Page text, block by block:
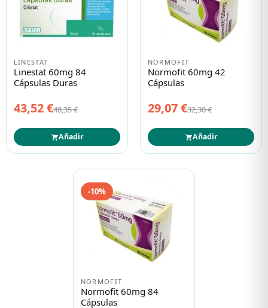
LINESTAT
Linestat 60mg 84
Cápsulas Duras
43,52 €48,35 €
Añadir
NORMOFIT
Normofit 60mg 42
Cápsulas
29,07 €32,30 €
Añadir
NORMOFIT
Normofit 60mg 84
Cápsulas
-10%